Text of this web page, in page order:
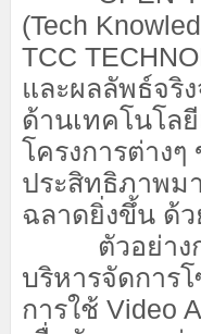
(Tech
TCC
และผลลัพธ์จริ
ด้านเทคโนโล
โครงการต่าง
ประสิทธิภาพม
ฉลาดยิ่งขึ้น ด้ว
ตัวอย่างกา
บริหารจัดการ
การใช้ Video